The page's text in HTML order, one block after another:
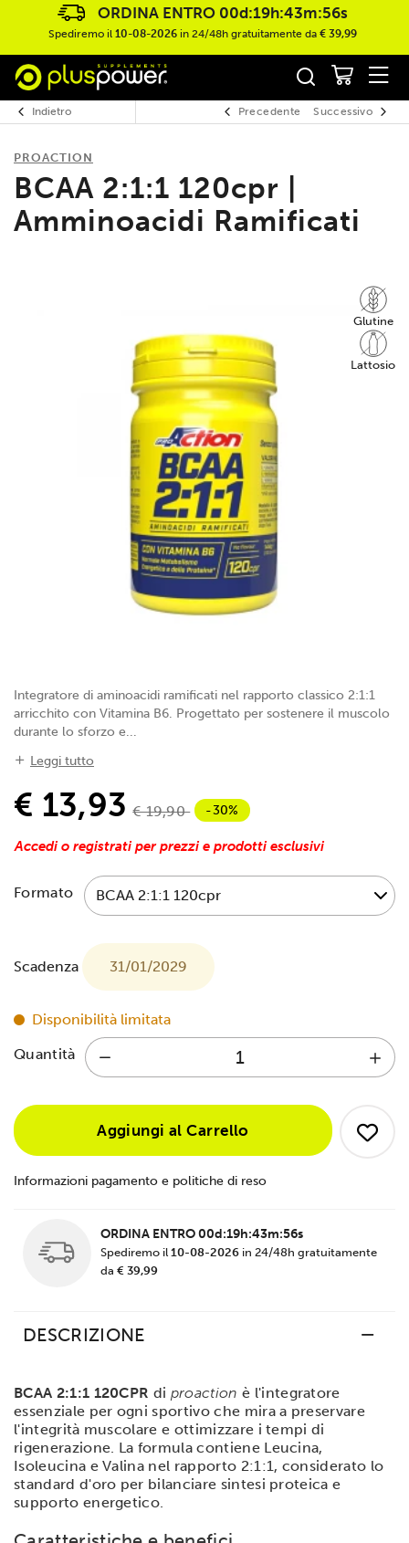
ORDINA ENTRO 00d:19h:43m:56s
Spediremo il 10-08-2026in 24/48h gratuitamente da € 39,99
Indietro Precedente Successivo
PROACTION
BCAA 2:1:1 120cpr |
Amminoacidi Ramificati
Glutine
Lattosio
Integratore di aminoacidi ramificati nel rapporto classico 2:1:1
arricchito con Vitamina B6. Progettato per sostenere il muscolo
durante lo sforzo e...
Leggi tutto
€ 13,93 € 19,90 -30%
Accedi o registrati per prezzi e prodotti esclusivi
Formato
Scadenza 31/01/2029
Disponibilità limitata
Quantità
Aggiungi al Carrello
Informazioni pagamento e politiche di reso
ORDINA ENTRO00d:19h:43m:56s
Spediremo il 10-08-2026 in 24/48h gratuitamente
da € 39,99
DESCRIZIONE
BCAA 2:1:1 120CPR di proaction è l'integratore
essenziale per ogni sportivo che mira a preservare
l'integrità muscolare e ottimizzare i tempi di
rigenerazione. La formula contiene Leucina,
Isoleucina e Valina nel rapporto 2:1:1, considerato lo
standard d'oro per bilanciare sintesi proteica e
supporto energetico.